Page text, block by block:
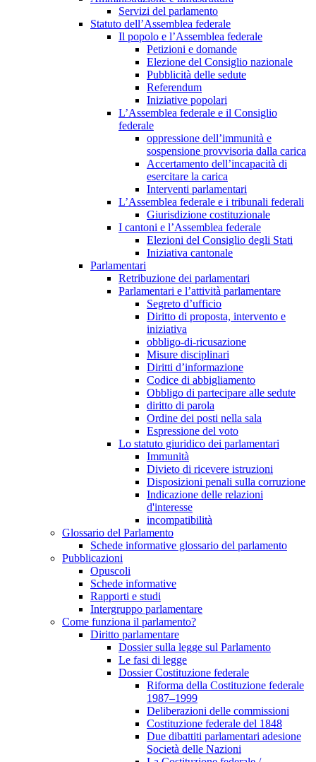
Servizi del parlamento
Statuto dell’Assemblea federale
Il popolo e l’Assemblea federale
Petizioni e domande
Elezione del Consiglio nazionale
Pubblicità delle sedute
Referendum
Iniziative popolari
L’Assemblea federale e il Consiglio
federale
oppressione dell’immunità e
sospensione provvisoria dalla carica
Accertamento dell’incapacità di
esercitare la carica
Interventi parlamentari
L’Assemblea federale e i tribunali federali
Giurisdizione costituzionale
I cantoni e l’Assemblea federale
Elezioni del Consiglio degli Stati
Iniziativa cantonale
Parlamentari
Retribuzione dei parlamentari
Parlamentari e l’attività parlamentare
Segreto d’ufficio
Diritto di proposta, intervento e
iniziativa
obbligo-di-ricusazione
Misure disciplinari
Diritti d’informazione
Codice di abbigliamento
Obbligo di partecipare alle sedute
diritto di parola
Ordine dei posti nella sala
Espressione del voto
Lo statuto giuridico dei parlamentari
Immunità
Divieto di ricevere istruzioni
Disposizioni penali sulla corruzione
Indicazione delle relazioni
d'interesse
incompatibilità
Glossario del Parlamento
Schede informative glossario del parlamento
Pubblicazioni
Opuscoli
Schede informative
Rapporti e studi
Intergruppo parlamentare
Come funziona il parlamento?
Diritto parlamentare
Dossier sulla legge sul Parlamento
Le fasi di legge
Dossier Costituzione federale
Riforma della Costituzione federale
1987–1999
Deliberazioni delle commissioni
Costituzione federale del 1848
Due dibattiti parlamentari adesione
Società delle Nazioni